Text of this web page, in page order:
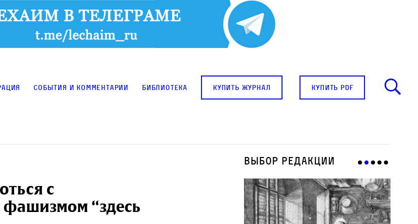
События и комментарии Библиотека купить журнал купить pdf
с
“здесь
Выбор редакции